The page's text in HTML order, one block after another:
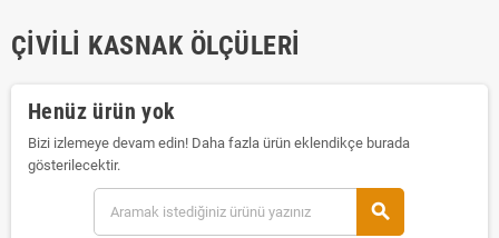
ÇIVILI KASNAK ÖLÇÜLERI
Henüz ürün yok
Bizi izlemeye devam edin! Daha fazla ürün eklendikçe burada
gösterilecektir.
search